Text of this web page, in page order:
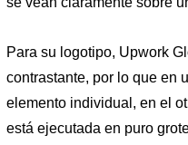
Para su logotipo, Upwork
contrastante, por lo que en
elemento individual, en el
está ejecutada en puro